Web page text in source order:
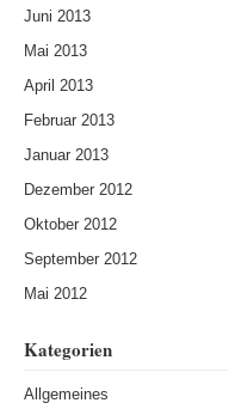
Juni 2013
Mai 2013
April 2013
Februar 2013
Januar 2013
Dezember 2012
Oktober 2012
September 2012
Mai 2012
Kategorien
Allgemeines